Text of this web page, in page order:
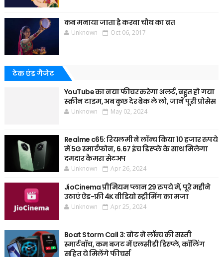
कब मनाया जाता है करवा चौथ का व्रत
Unknown Oct 06, 2017
टेक एंड गैजेट
YouTube का नया फीचर करेगा अलर्ट, बहुत हो गया
स्क्रीन टाइम, अब कुछ देर ब्रेक ले लो, जानें पूरी प्रोसेस
Unknown May 02, 2024
Realme c65: रियलमी ने लॉन्च किया 10 हजार रुपये
में 5G स्मार्टफोन, 6.67 इंच डिस्प्ले के साथ मिलेगा
दमदार कैमरा सेटअप
Unknown Apr 26, 2024
JioCinema प्रीमियम प्लान 29 रुपये में, पूरे महीने
उठाएं ऐड-फ्री 4K वीडियो स्ट्रीमिंग का मजा
Unknown Apr 25, 2024
Boat Storm Call 3: बोट ने लॉन्च की सस्ती
स्मार्टवॉच, कम बजट में एलसीडी डिस्प्ले, कॉलिंग
सहित ये मिलेंगे फीचर्स